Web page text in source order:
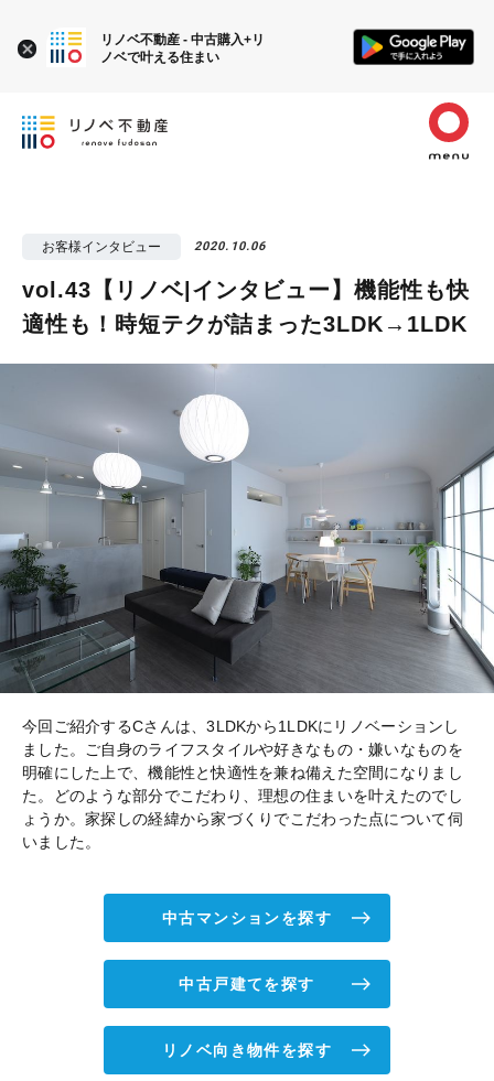
お客様インタビュー 2020.10.06
vol.43【リノベ|インタビュー】機能性も快
適性も！時短テクが詰まった3LDK→1LDK
今回ご紹介するCさんは、3LDKから1LDKにリノベーションし
ました。ご自身のライフスタイルや好きなもの・嫌いなものを
明確にした上で、機能性と快適性を兼ね備えた空間になりまし
た。どのような部分でこだわり、理想の住まいを叶えたのでし
ょうか。家探しの経緯から家づくりでこだわった点について伺
いました。
中古マンションを探す
中古戸建てを探す
リノベ向き物件を探す
リノベ不動産 - 中古購入+リ
ノベで叶える住まい